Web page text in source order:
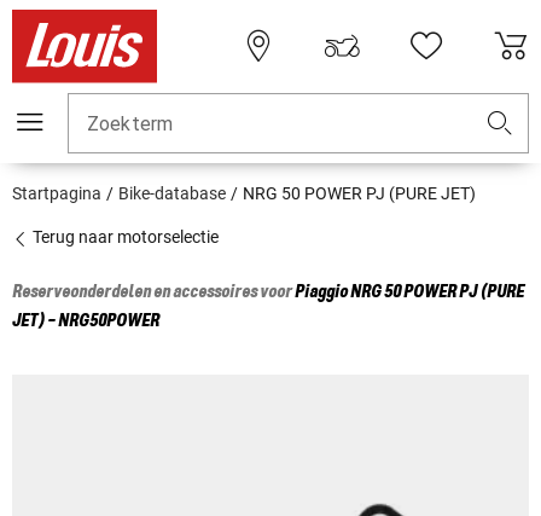
Zoekterm
Startpagina Bike-database NRG 50 POWER PJ (PURE JET)
Terug naar motorselectie
Reserveonderdelen en accessoires voorPiaggioNRG 50 POWER PJ (PURE
JET) - NRG50POWER